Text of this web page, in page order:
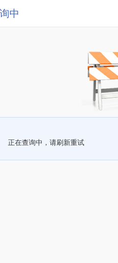
中
正在查询中，请刷新重试